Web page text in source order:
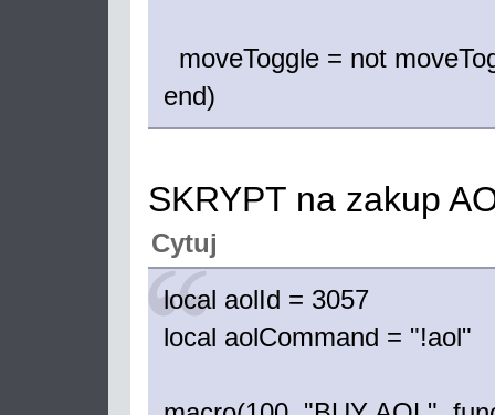
moveToggle = not
end)
SKRYPT na zakup
Cytuj
local aolId = 3057
local aolCommand = "!aol"